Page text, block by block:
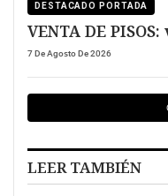
DESTACADO PORTADA
VENTA DE
7 De Agosto De 2026
LEER TAMBIÉN